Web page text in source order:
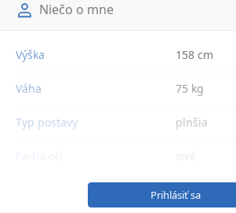
Niečo o mne
Výška 158 cm
Váha 75 kg
Typ postavy plnšia
sivé
Prihlásiť sa